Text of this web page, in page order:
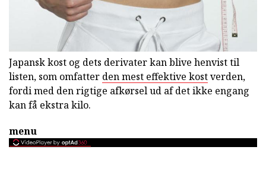
Japansk kost og dets derivater kan blive henvist til
listen, som omfatter den mest effektive kostverden,
fordi med den rigtige afkørsel ud af det ikke engang
kan få ekstra kilo.
menu